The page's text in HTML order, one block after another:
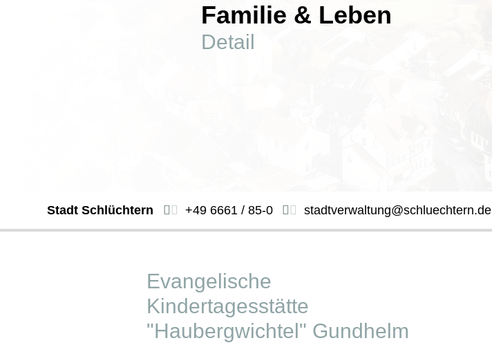
Familie & Leben
Detail
Stadt Schlüchtern +49 6661 / 85-0 stadtverwaltung@schluechtern.de
Evangelische
Kindertagesstätte
"Haubergwichtel" Gundhelm